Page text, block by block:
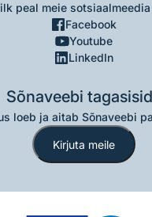
peal meie
Facebook
Youtube
LinkedIn
Sõnaveebi
loeb ja aitab Sõnaveebi
Kirjuta meile